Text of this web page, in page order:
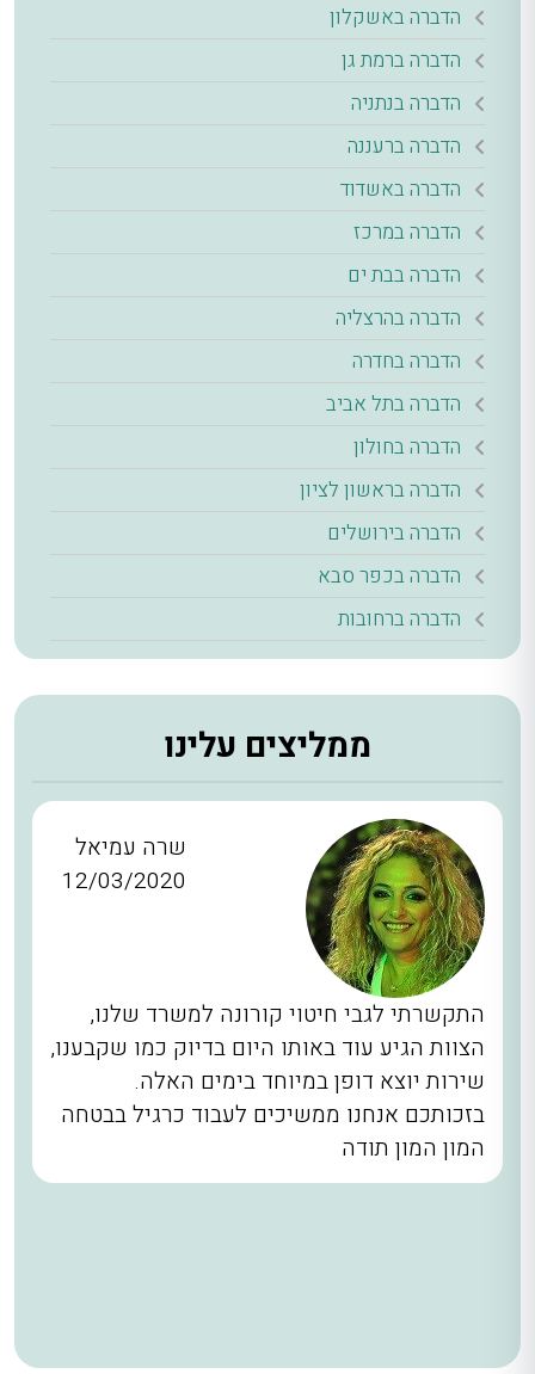
הדברה באשקלון
הדברה ברמת גן
הדברה בנתניה
הדברה ברעננה
הדברה באשדוד
הדברה במרכז
הדברה בבת ים
הדברה בהרצליה
הדברה בחדרה
הדברה בתל אביב
הדברה בחולון
הדברה בראשון לציון
הדברה בירושלים
הדברה בכפר סבא
הדברה ברחובות
ממליצים עלינו
שרה עמיאל
12/03/2020
התקשרתי לגבי חיטוי קורונה למשרד שלנו,
הצוות הגיע עוד באותו היום בדיוק כמו שקבענו,
שירות יוצא דופן במיוחד בימים האלה.
בזכותכם אנחנו ממשיכים לעבוד כרגיל בבטחה
המון המון תודה